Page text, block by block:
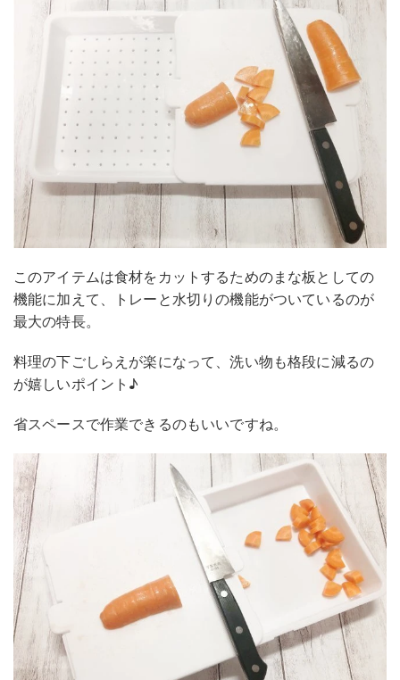
このアイテムは食材をカットするためのまな板としての
機能に加えて、トレーと水切りの機能がついているのが
最大の特長。
料理の下ごしらえが楽になって、洗い物も格段に減るの
が嬉しいポイント♪
省スペースで作業できるのもいいですね。